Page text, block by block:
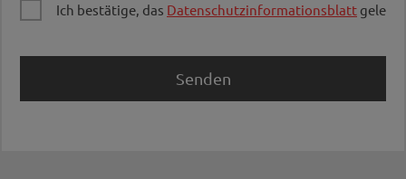
Ich bestätige, das Datenschutzinformationsblatt
Senden